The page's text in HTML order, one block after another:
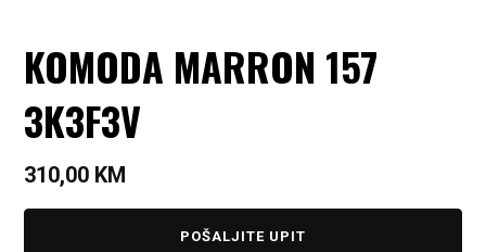
KOMODA MARRON 157
3K3F3V
310,00 KM
POŠALJITE UPIT